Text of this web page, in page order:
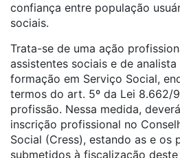
confiança entre população
sociais.
Trata-se de uma ação
assistentes sociais e de
formação em Serviço Social,
termos do art. 5º da Lei 8.662/
profissão. Nessa medida,
inscrição profissional no
Social (Cress), estando as e os
submetidos à fiscalização